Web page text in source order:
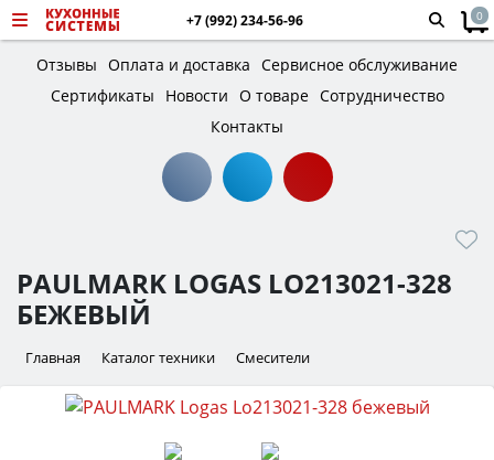
+7 (992) 234-56-96 0
Отзывы Оплата и доставка Сервисное обслуживание
Сертификаты
Новости О товаре Сотрудничество
Контакты
PAULMARK LOGAS LO213021-328
БЕЖЕВЫЙ
Главная Каталог техники Смесители